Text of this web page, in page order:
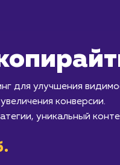
для
и увеличения